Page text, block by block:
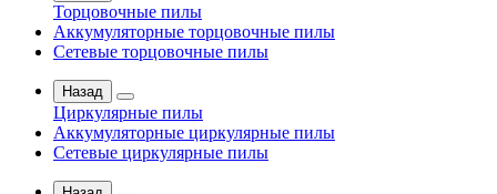
Торцовочные пилы
Аккумуляторные торцовочные пилы
Сетевые торцовочные пилы
Назад
Циркулярные пилы
Аккумуляторные циркулярные пилы
Сетевые циркулярные пилы